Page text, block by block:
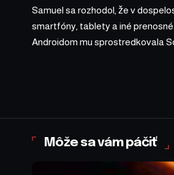
Samuel sa rozhodol, že v
smartfóny, tablety a iné
Androidom mu sprostredkovala
Môže sa vám páčiť